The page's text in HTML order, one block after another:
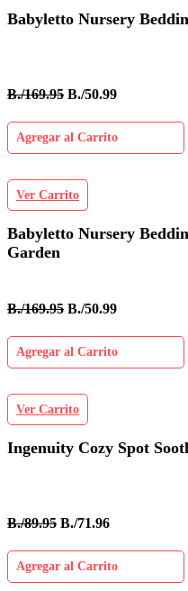
Babyletto Nursery
B./169.95 B./50.99
Agregar al Carrito
Ver Carrito
Babyletto Nursery
Garden
B./169.95 B./50.99
Agregar al Carrito
Ver Carrito
Ingenuity Cozy Spot
B./89.95 B./71.96
Agregar al Carrito